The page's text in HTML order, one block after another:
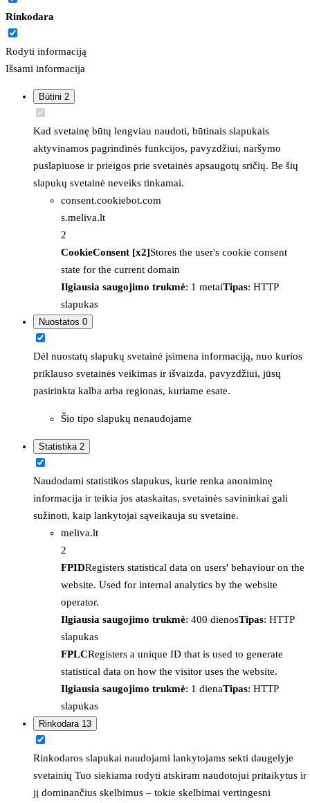
Rinkodara
Rodyti informaciją
Išsami informacija
Būtini 2
Kad svetainę būtų lengviau naudoti, būtinais slapukais
aktyvinamos pagrindinės funkcijos, pavyzdžiui, naršymo
puslapiuose ir prieigos prie svetainės apsaugotų sričių. Be šių
slapukų svetainė neveiks tinkamai.
consent.cookiebot.com
s.meliva.lt
2
CookieConsent [x2]Stores the user's cookie consent
state for the current domain
Ilgiausia saugojimo trukmė: 1 metaiTipas: HTTP
slapukas
Nuostatos 0
Dėl nuostatų slapukų svetainė įsimena informaciją, nuo kurios
priklauso svetainės veikimas ir išvaizda, pavyzdžiui, jūsų
pasirinkta kalba arba regionas, kuriame esate.
Šio tipo slapukų nenaudojame
Statistika 2
Naudodami statistikos slapukus, kurie renka anoniminę
informacija ir teikia jos ataskaitas, svetainės savininkai gali
sužinoti, kaip lankytojai sąveikauja su svetaine.
meliva.lt
2
FPIDRegisters statistical data on users' behaviour on the
website. Used for internal analytics by the website
operator.
Ilgiausia saugojimo trukmė: 400 dienosTipas: HTTP
slapukas
FPLCRegisters a unique ID that is used to generate
statistical data on how the visitor uses the website.
Ilgiausia saugojimo trukmė: 1 dienaTipas: HTTP
slapukas
Rinkodara 13
Rinkodaros slapukai naudojami lankytojams sekti daugelyje
svetainių Tuo siekiama rodyti atskiram naudotojui pritaikytus ir
jį dominančius skelbimus – tokie skelbimai vertingesni